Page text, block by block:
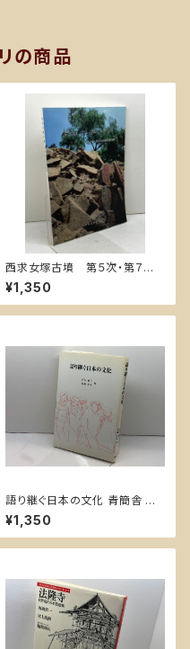
の商品
西求女塚古墳 第５次・第７次
発掘調査概報 1995年 64P
神戸市教育委員会
¥1,350
語り継ぐ日本の文化 青簡舎 沢
井 耐三
¥1,350